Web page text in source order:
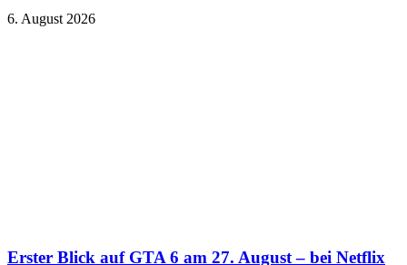
6. August 2026
Erster Blick auf GTA 6 am 27. August – bei Netflix